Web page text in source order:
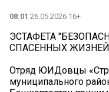
08:01 26.05.2026 16+
ЭСТАФЕТА
СПАСЕННЫХ
Отряд ЮИДовцы
муниципального